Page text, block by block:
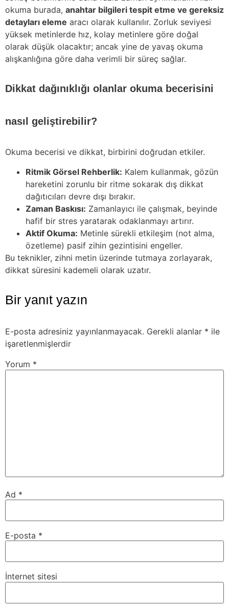
okuma burada, anahtar bilgileri tespit etme ve gereksiz
detayları eleme aracı olarak kullanılır. Zorluk seviyesi
yüksek metinlerde hız, kolay metinlere göre doğal
olarak düşük olacaktır; ancak yine de yavaş okuma
alışkanlığına göre daha verimli bir süreç sağlar.
Dikkat dağınıklığı olanlar okuma becerisini
nasıl geliştirebilir?
Okuma becerisi ve dikkat, birbirini doğrudan etkiler.
Ritmik Görsel Rehberlik: Kalem kullanmak, gözün
hareketini zorunlu bir ritme sokarak dış dikkat
dağıtıcıları devre dışı bırakır.
Zaman Baskısı: Zamanlayıcı ile çalışmak, beyinde
hafif bir stres yaratarak odaklanmayı artırır.
Aktif Okuma: Metinle sürekli etkileşim (not alma,
özetleme) pasif zihin gezintisini engeller.
Bu teknikler, zihni metin üzerinde tutmaya zorlayarak,
dikkat süresini kademeli olarak uzatır.
Bir yanıt yazın
E-posta adresiniz yayınlanmayacak. Gerekli alanlar * ile
işaretlenmişlerdir
Yorum *
Ad *
E-posta *
İnternet sitesi